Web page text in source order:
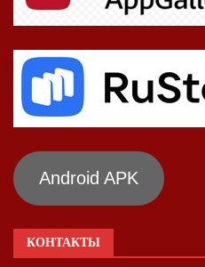
Android APK
КОНТАКТЫ